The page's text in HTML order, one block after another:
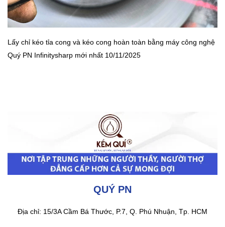
Lấy chỉ kéo tỉa cong và kéo cong hoàn toàn bằng máy công nghệ
Quý PN Infinitysharp mới nhất 10/11/2025
QUÝ PN
Địa chỉ: 15/3A Cầm Bá Thước, P.7, Q. Phú Nhuận, Tp. HCM